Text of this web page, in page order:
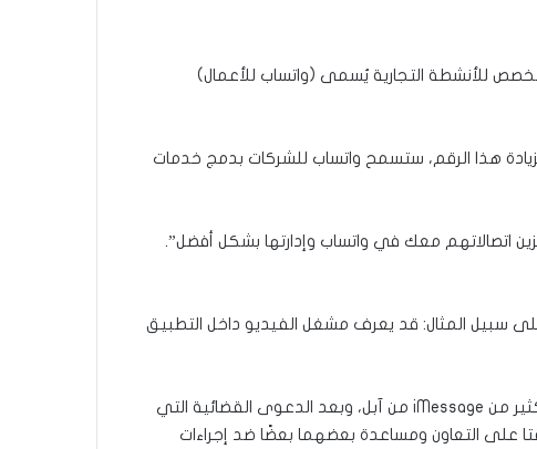
للأنشطة التجارية يُسمى (واتساب للأعمال)
حيث وصل عدد مستخدميه إلى أكثر من 50 مليون مستخدم، ولزيادة هذا الرقم، ستسمح واتساب للشركات بدمج خدمات
اتصالاتهم معك في واتساب وإدارتها بشكل أفضل”.
سبيل المثال: قد يعرف مشغل الفيديو داخل التطبيق
تأتي هذه التغييرات الجديدة في تطبيق واتساب في أعقاب الجدل الذي يشير إلى أن تطبيق واتساب يجمع بيانات أكثر بكثير من iMessage من آبل، وبعد الدعوى القضائية التي
على التعاون ومساعدة بعضهما بعضًا ضد إجراءات